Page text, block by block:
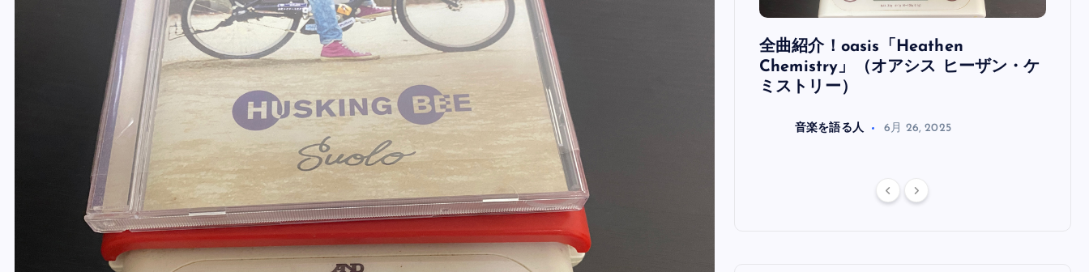
全曲紹介！oasis「Definitely
Maybe」（オアシス デフィニトリ
ー・メイビー）
音楽を語る人
全曲紹介！oasis「Heathen
Chemistry」（オアシス ヒーザン・ケ
ミストリー）
音楽を語る人 6月 26, 2025